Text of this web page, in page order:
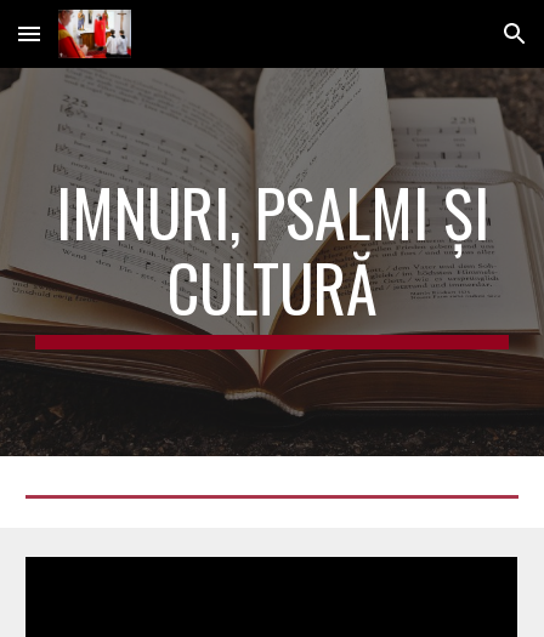
Skip to main content Skip to navigation
IMNURI, PSALMI ȘI
CULTURĂ